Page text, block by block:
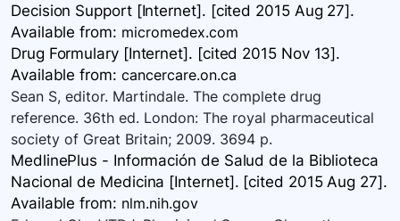
Decision Support [Internet]. [cited 2015 Aug 27].
Available from: micromedex.com
Drug Formulary [Internet]. [cited 2015 Nov 13].
Available from: cancercare.on.ca
Sean S, editor. Martindale. The complete drug
reference. 36th ed. London: The royal pharmaceutical
society of Great Britain; 2009. 3694 p.
MedlinePlus - Información de Salud de la Biblioteca
Nacional de Medicina [Internet]. [cited 2015 Aug 27].
Available from: nlm.nih.gov